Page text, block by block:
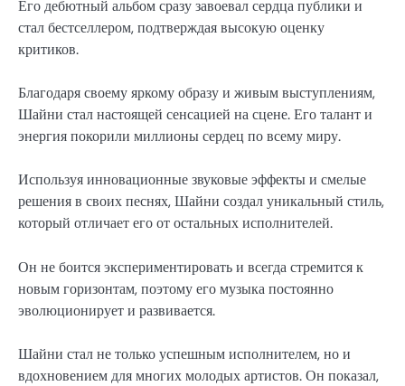
Его дебютный альбом сразу завоевал сердца публики и
стал бестселлером, подтверждая высокую оценку
критиков.
Благодаря своему яркому образу и живым выступлениям,
Шайни стал настоящей сенсацией на сцене. Его талант и
энергия покорили миллионы сердец по всему миру.
Используя инновационные звуковые эффекты и смелые
решения в своих песнях, Шайни создал уникальный стиль,
который отличает его от остальных исполнителей.
Он не боится экспериментировать и всегда стремится к
новым горизонтам, поэтому его музыка постоянно
эволюционирует и развивается.
Шайни стал не только успешным исполнителем, но и
вдохновением для многих молодых артистов. Он показал,